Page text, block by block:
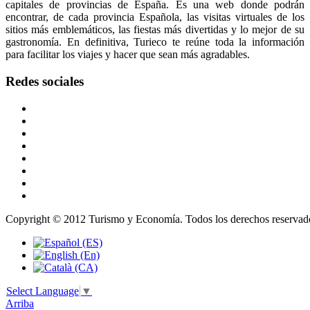
capitales de provincias de España. Es una web donde podrán
encontrar, de cada provincia Española, las visitas virtuales de los
sitios más emblemáticos, las fiestas más divertidas y lo mejor de su
gastronomía. En definitiva, Turieco te reúne toda la información
para facilitar los viajes y hacer que sean más agradables.
Redes sociales
Copyright © 2012 Turismo y Economía. Todos los derechos
Select Language ▼
Arriba